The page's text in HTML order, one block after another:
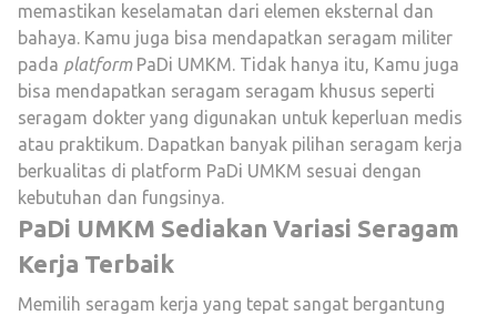
memastikan keselamatan dari elemen eksternal dan
bahaya. Kamu juga bisa mendapatkan seragam militer
pada platformPaDi UMKM. Tidak hanya itu, Kamu juga
bisa mendapatkan seragam seragam khusus seperti
seragam dokter yang digunakan untuk keperluan medis
atau praktikum. Dapatkan banyak pilihan seragam kerja
berkualitas di platform PaDi UMKM sesuai dengan
kebutuhan dan fungsinya.
PaDi UMKM Sediakan Variasi Seragam
Kerja Terbaik
Memilih seragam kerja yang tepat sangat bergantung